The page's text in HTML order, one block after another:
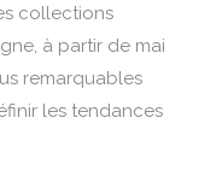
collections
à partir de mai
remarquables
les tendances